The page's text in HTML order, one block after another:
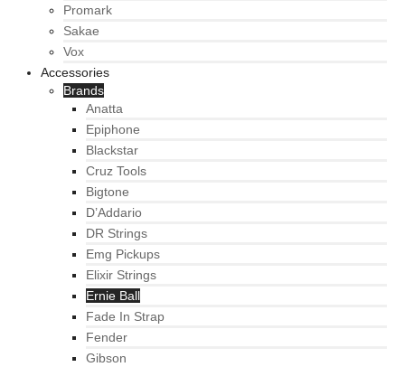
Promark
Sakae
Vox
Accessories
Brands
Anatta
Epiphone
Blackstar
Cruz Tools
Bigtone
D’Addario
DR Strings
Emg Pickups
Elixir Strings
Ernie Ball
Fade In Strap
Fender
Gibson